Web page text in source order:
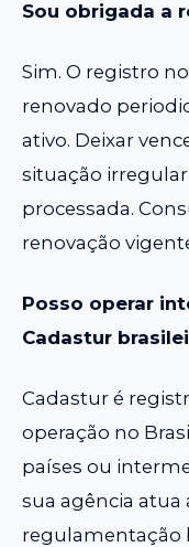
Sou obrigada a
Sim. O registro
renovado
ativo. Deixar
situação
processada.
renovação
Posso operar
Cadastur
Cadastur é
operação no
países ou
sua agência atua
regulamentação